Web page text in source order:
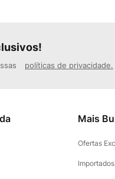
políticas de privacidade.
Mais
Ofertas
Importados